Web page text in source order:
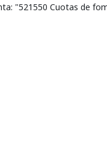
"521550 Cuotas de